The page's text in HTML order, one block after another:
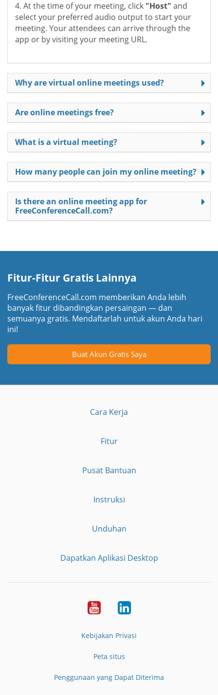
4. At the time of your meeting, click "Host" and
select your preferred audio output to start your
meeting. Your attendees can arrive through the
app or by visiting your meeting URL.
Why are virtual online meetings used?
Are online meetings free?
What is a virtual meeting?
How many people can join my online meeting?
Is there an online meeting app for
FreeConferenceCall.com?
Fitur-Fitur Gratis Lainnya
FreeConferenceCall.com memberikan Anda lebih
banyak fitur dibandingkan persaingan — dan
semuanya gratis. Mendaftarlah untuk akun Anda hari
ini!
Buat Akun Gratis Saya
Cara Kerja
Fitur
Pusat Bantuan
Instruksi
Unduhan
Dapatkan Aplikasi Desktop
YouTubeLinkedIn
Kebijakan Privasi
Peta situs
Penggunaan yang Dapat Diterima